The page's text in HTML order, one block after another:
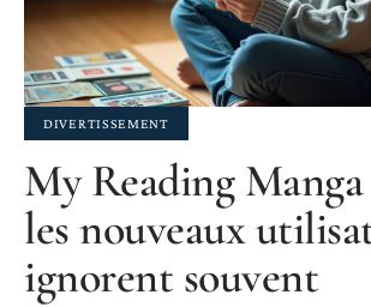
DIVERTISSEMENT
My Reading Manga
les nouveaux
ignorent souvent